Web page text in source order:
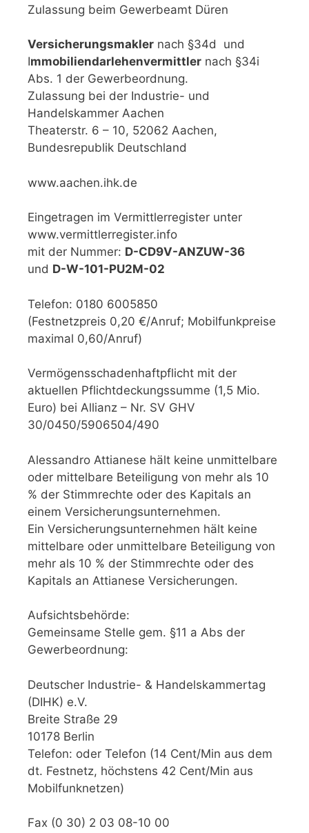
Zulassung beim Gewerbeamt Düren
Versicherungsmakler nach §34d und
Immobiliendarlehenvermittler nach §34i
Abs. 1 der Gewerbeordnung.
Zulassung bei der Industrie- und
Handelskammer Aachen
Theaterstr. 6 – 10, 52062 Aachen,
Bundesrepublik Deutschland
www.aachen.ihk.de
Eingetragen im Vermittlerregister unter
www.vermittlerregister.info
mit der Nummer: D-CD9V-ANZUW-36
und D-W-101-PU2M-02
Telefon: 0180 6005850
(Festnetzpreis 0,20 €/Anruf; Mobilfunkpreise
maximal 0,60/Anruf)
Vermögensschadenhaftpflicht mit der
aktuellen Pflichtdeckungssumme (1,5 Mio.
Euro) bei Allianz – Nr. SV GHV
30/0450/5906504/490
Alessandro Attianese hält keine unmittelbare
oder mittelbare Beteiligung von mehr als 10
% der Stimmrechte oder des Kapitals an
einem Versicherungsunternehmen.
Ein Versicherungsunternehmen hält keine
mittelbare oder unmittelbare Beteiligung von
mehr als 10 % der Stimmrechte oder des
Kapitals an Attianese Versicherungen.
Aufsichtsbehörde:
Gemeinsame Stelle gem. §11 a Abs der
Gewerbeordnung:
Deutscher Industrie- & Handelskammertag
(DIHK) e.V.
Breite Straße 29
10178 Berlin
Telefon: oder Telefon (14 Cent/Min aus dem
dt. Festnetz, höchstens 42 Cent/Min aus
Mobilfunknetzen)
Fax (0 30) 2 03 08-10 00